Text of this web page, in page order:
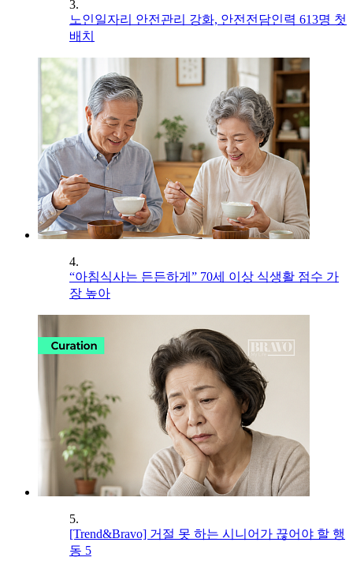
3.
노인일자리 안전관리 강화, 안전전담인력 613명 첫
배치
4.
“아침식사는 든든하게” 70세 이상 식생활 점수 가
장 높아
5.
[Trend&Bravo] 거절 못 하는 시니어가 끊어야 할 행
동 5